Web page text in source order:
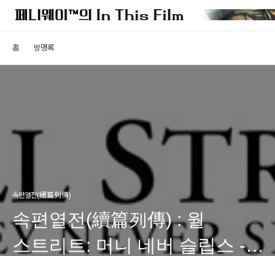
홈 방명록
속편열전(續篇列傳)
속편열전(續篇列傳) : 월
스트리트: 머니 네버 슬립스 -